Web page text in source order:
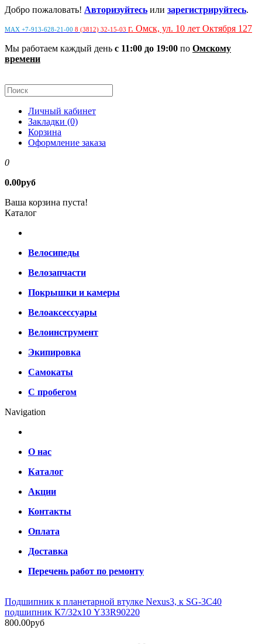
Добро пожаловать! Авторизуйтесь или зарегистрируйтесь.
MAX +7-913-628-21-00 8 (3812) 32-15-03 г. Омск, ул. 10 лет Октября 127
Мы работаем каждый день с 11:00 до 19:00 по Омскому
времени
Личный кабинет
Закладки (0)
Корзина
Оформление заказа
0
0.00руб
Ваша корзина пуста!
Каталог
Велосипеды
Велозапчасти
Покрышки и камеры
Велоаксессуары
Велоинструмент
Экипировка
Самокаты
С пробегом
Navigation
О нас
Каталог
Акции
Контакты
Оплата
Доставка
Перечень работ по ремонту
Подшипник к планетарной втулке Nexus3, к SG-3C40
подшипник К7/32х10 Y33R90220
800.00руб